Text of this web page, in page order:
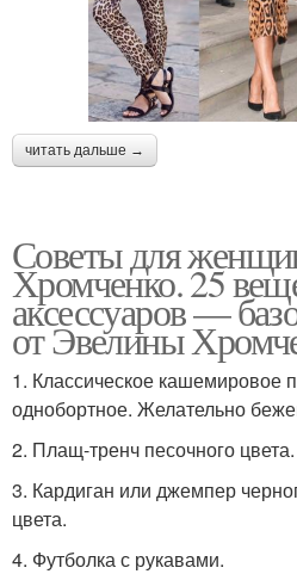
читать дальше →
Советы для
Хромченко. 25
аксессуаров —
от Эвелины
1. Классическое кашемировое
однобортное. Желательно
2. Плащ-тренч песочного цвета.
3. Кардиган или джемпер
цвета.
4. Футболка с рукавами.